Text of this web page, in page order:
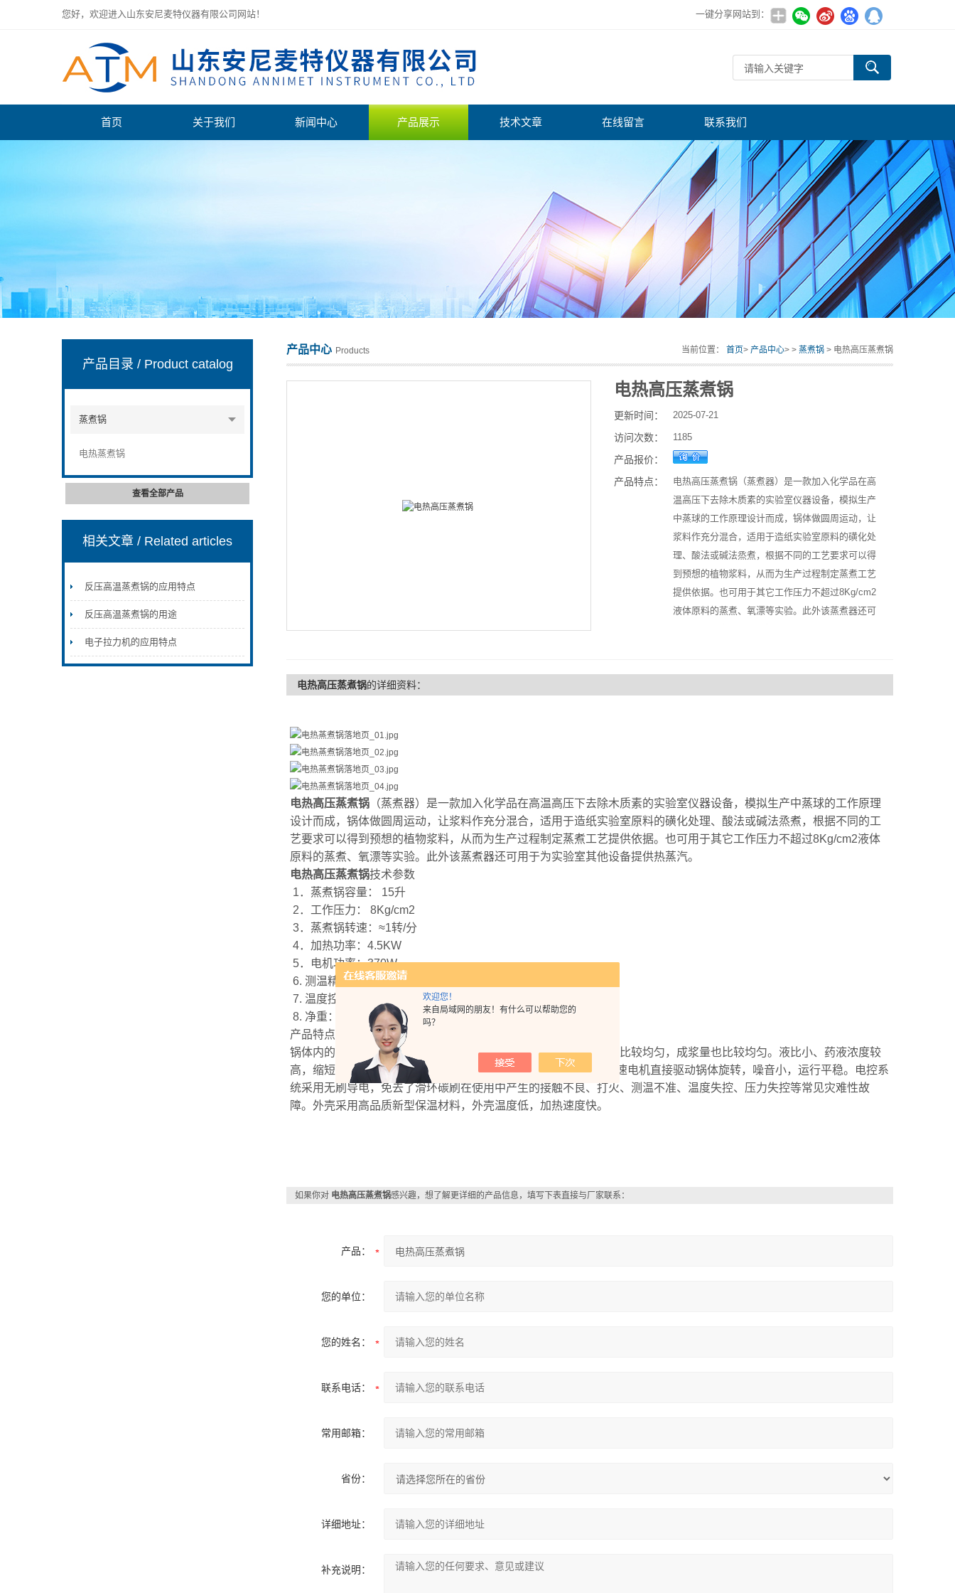
欢迎您！
来自局域网的朋友！有什么可以帮助您的
吗？
您好，欢迎进入山东安尼麦特仪器有限公司网站！ 一键分享网站到：
首页 关于我们 新闻中心 产品展示 技术文章 在线留言 联系我们
产品目录 / Product catalog
蒸煮锅
电热蒸煮锅
查看全部产品
相关文章/ Related articles
反压高温蒸煮锅的应用特点
反压高温蒸煮锅的用途
电子拉力机的应用特点
产品中心 Products 当前位置： 首页> 产品中心> > 蒸煮锅 > 电热高压蒸煮锅
电热高压蒸煮锅
更新时间： 2025-07-21
访问次数： 1185
产品报价：
产品特点：
电热高压蒸煮锅（蒸煮器）是一款加入化学品在高
温高压下去除木质素的实验室仪器设备，模拟生产
中蒸球的工作原理设计而成，锅体做圆周运动，让
浆料作充分混合，适用于造纸实验室原料的磺化处
理、酸法或碱法烝煮，根据不同的工艺要求可以得
到预想的植物浆料，从而为生产过程制定蒸煮工艺
提供依据。也可用于其它工作压力不超过8Kg/cm2
液体原料的蒸煮、氧漂等实验。此外该蒸煮器还可
电热高压蒸煮锅的详细资料：
电热高压蒸煮锅（蒸煮器）是一款加入化学品在高温高压下去除木质素的实验室仪器设备，模拟生产中蒸球的工作原理
设计而成，锅体做圆周运动，让浆料作充分混合，适用于造纸实验室原料的磺化处理、酸法或碱法烝煮，根据不同的工
艺要求可以得到预想的植物浆料，从而为生产过程制定蒸煮工艺提供依据。也可用于其它工作压力不超过8Kg/cm2液体
原料的蒸煮、氧漂等实验。此外该蒸煮器还可用于为实验室其他设备提供热蒸汽。
电热高压蒸煮锅技术参数
1．蒸煮锅容量： 15升
2．工作压力： 8Kg/cm2
3．蒸煮锅转速：≈1转/分
4．加热功率：4.5KW
5．电机功率：370W
6. 测温精度：±0.1°C
7. 温度控制精度：±3°C
8. 净重：340Kg。
产品特点
锅体内的原料和药液可利用锅体回转充分混合，药液的浓度、温度比较均匀，成浆量也比较均匀。液比小、药液浓度较
高，缩短了蒸煮时间。锅体采用304不锈钢精工制造，耐腐蚀。减速电机直接驱动锅体旋转，噪音小，运行平稳。电控系
统采用无刷导电，免去了滑环碳刷在使用中产生的接触不良、打火、测温不准、温度失控、压力失控等常见灾难性故
障。外壳采用高品质新型保温材料，外壳温度低，加热速度快。
如果你对 电热高压蒸煮锅感兴趣，想了解更详细的产品信息，填写下表直接与厂家联系：
产品：
您的单位：
您的姓名：
联系电话：
常用邮箱：
省份：
详细地址：
补充说明：